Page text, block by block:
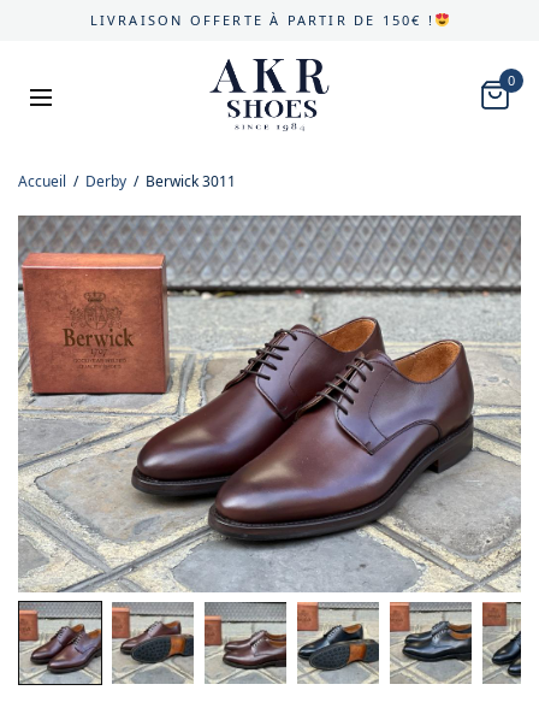
LIVRAISON OFFERTE À PARTIR DE 150€ !
0
Accueil / Derby / Berwick 3011